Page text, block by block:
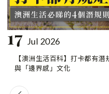
17 Jul 2026
【澳洲生活百科】打卡都有
與「邊界感」文化